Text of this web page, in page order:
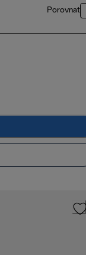
Porovnat